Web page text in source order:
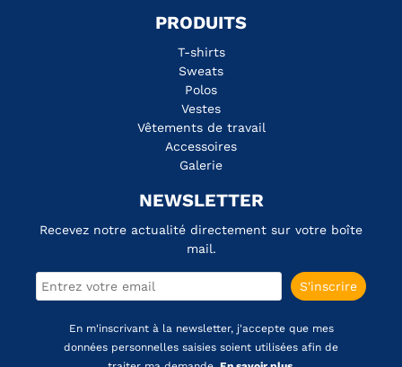
PRODUITS
T-shirts
Sweats
Polos
Vestes
Vêtements de travail
Accessoires
Galerie
NEWSLETTER
Recevez notre actualité directement sur votre boîte
mail.
En m'inscrivant à la newsletter, j'accepte que mes
données personnelles saisies soient utilisées afin de